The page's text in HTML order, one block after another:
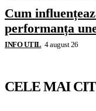
Cum
performanța
INFO UTIL 4 august 26
CELE MAI